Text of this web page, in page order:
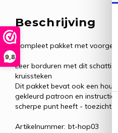
9,8
Beschrijving
Compleet pakket met
Leer borduren met dit
kruissteken
Dit pakket bevat ook een
gekleurd patroon en
scherpe punt heeft - toezicht
Artikelnummer: bt-hop03